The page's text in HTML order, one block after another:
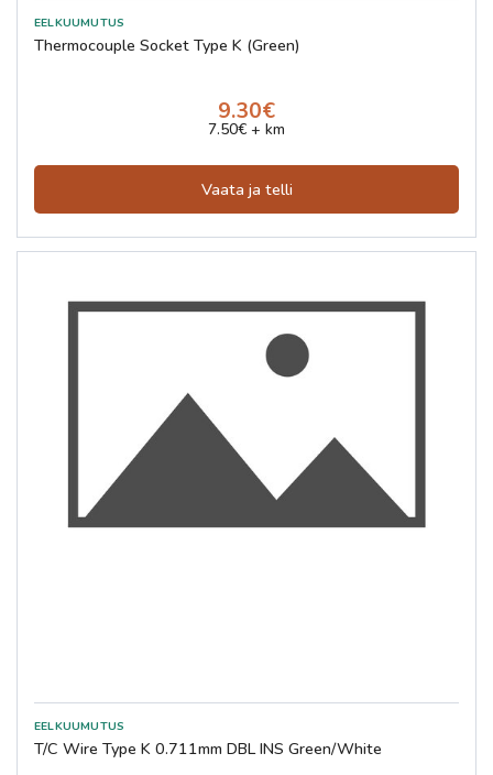
Thermocouple Socket Type K (Green)
9.30€
7.50€ + km
Vaata ja telli
T/C Wire Type K 0.711mm DBL INS Green/White